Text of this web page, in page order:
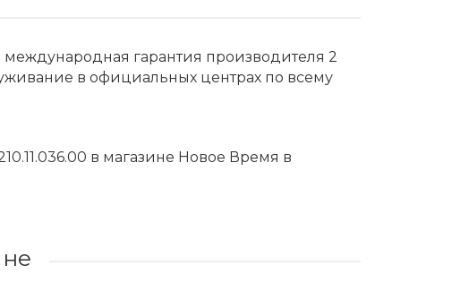
гарантия производителя 2
в официальных центрах по всему
в магазине Новое Время в